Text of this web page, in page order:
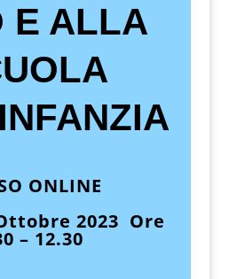
E ALLA
ONLINE
2023 Ore
– 12.30